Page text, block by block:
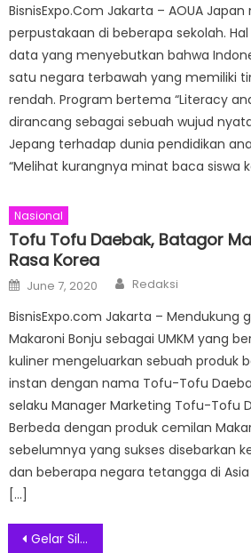
BisnisExpo.Com Jakarta – AOUA
perpustakaan di beberapa sekolah.
data yang menyebutkan bahwa
satu negara terbawah yang memiliki
rendah. Program bertema “Literacy
dirancang sebagai sebuah wujud
Jepang terhadap dunia pendidikan
“Melihat kurangnya minat baca siswa
Nasional
Tofu Tofu Daebak, Batagor
Rasa Korea
Posted
on
June 7, 2020 Author
Redaksi
BisnisExpo.com Jakarta – Mendukung
Makaroni Bonju sebagai UMKM yang
kuliner mengeluarkan sebuah produk
instan dengan nama Tofu-Tofu
selaku Manager Marketing Tofu-Tofu
Berbeda dengan produk cemilan
sebelumnya yang sukses disebarkan
dan beberapa negara tetangga di
[…]
Post
Gelar Silatda, Relawan Plat K Teguhkan Sikap Setia Bersama Jokowi 2024